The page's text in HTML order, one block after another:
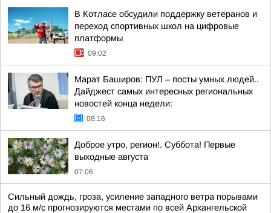
В Котласе обсудили поддержку ветеранов и
переход спортивных школ на цифровые
платформы
09:02
Марат Баширов: ПУЛ – посты умных людей..
Дайджест самых интересных региональных
новостей конца недели:
08:16
Доброе утро, регион!. Суббота! Первые
выходные августа
07:06
Сильный дождь, гроза, усиление западного ветра порывами
до 16 м/с прогнозируются местами по всей Архангельской